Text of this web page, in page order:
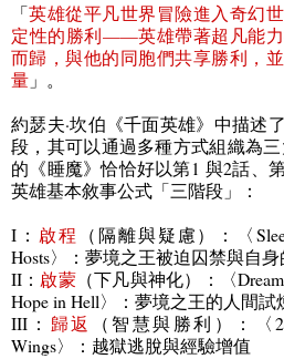
「英雄從平凡世界冒險進入奇幻
定性的勝利——英雄帶著超凡能
而歸，與他的同胞們共享勝利，
量 」。
約瑟夫·坎伯《千面英雄》中描述
段，其可以通過多種方式組織為
的《睡魔》恰恰好以第1 與2話、
英雄基本敘事公式「三階段」：
I ： 啟程 （隔離與疑慮）：〈
Hosts〉：夢境之王被迫囚禁與自
II ： 啟蒙（下凡與神化）：〈
Hope in Hell〉：夢境之王的人間試
III ： 歸返 （智慧與勝利）：〈
Wings〉：越獄逃脫與經驗增值